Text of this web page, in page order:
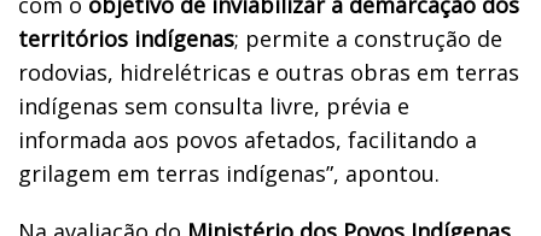
territórios indígenas; permite a construção de
rodovias, hidrelétricas e outras obras em terras
indígenas sem consulta livre, prévia e
informada aos povos afetados, facilitando a
grilagem em terras indígenas”, apontou.